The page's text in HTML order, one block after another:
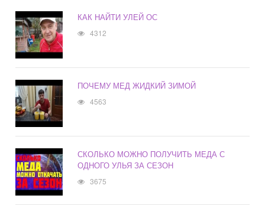
КАК НАЙТИ УЛЕЙ ОС
4312
ПОЧЕМУ МЕД ЖИДКИЙ ЗИМОЙ
4563
СКОЛЬКО МОЖНО ПОЛУЧИТЬ МЕДА С
ОДНОГО УЛЬЯ ЗА СЕЗОН
3675